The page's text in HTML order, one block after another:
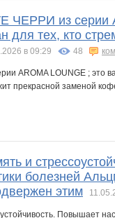
ЧЕРРИ из серии
для тех, кто
в 09:29 48
и
болезней
этим